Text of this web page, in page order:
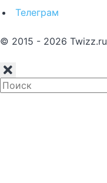
Телеграм
© 2015 - 2026 Twizz.ru